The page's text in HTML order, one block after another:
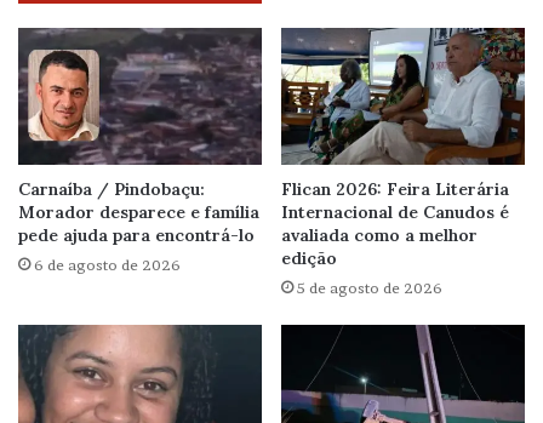
Carnaíba / Pindobaçu:
Morador desparece e família
pede ajuda para encontrá-lo
6 de agosto de 2026
Flican 2026: Feira Literária
Internacional de Canudos é
avaliada como a melhor
edição
5 de agosto de 2026